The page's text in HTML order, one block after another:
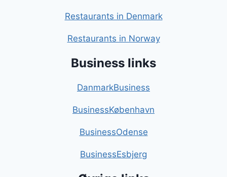
Restaurants in Denmark
Restaurants in Norway
Business links
DanmarkBusiness
BusinessKøbenhavn
BusinessOdense
BusinessEsbjerg